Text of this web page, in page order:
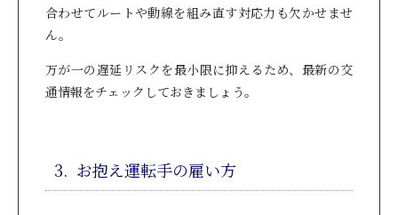
合わせてルートや動線を組み直す対応力も欠かせませ
ん。
万が一の遅延リスクを最小限に抑えるため、最新の交
通情報をチェックしておきましょう。
3. お抱え運転手の雇い方